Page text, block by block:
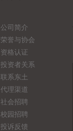
公司简介
荣誉与协会
资格认证
投资者关系
联系东土
代理渠道
社会招聘
校园招聘
投诉反馈